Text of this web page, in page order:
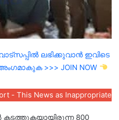
ലഭിക്കുവാൻ ഇവിടെ
>>> JOIN NOW
- This News as Inappropriate
കടത്തുകയായിരുന്ന 800